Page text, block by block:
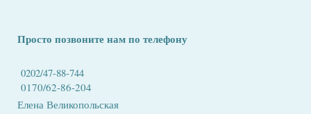
Просто позвоните нам по телефону
0202/47-88-744
0170/62-86-204
Елена Великопольская